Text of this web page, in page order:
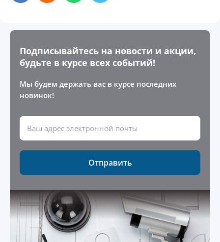
Подписывайтесь на новости и акции,
будьте в курсе всех событий!
Мы будем держать вас в курсе последних
новинок!
Отправить